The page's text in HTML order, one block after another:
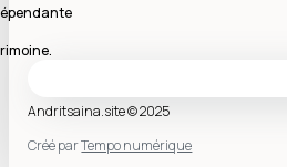
Andritsaina.site © 2025
Créé parTempo numérique